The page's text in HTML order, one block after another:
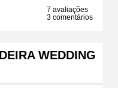
7 avaliações
3 comentários
WEDDING